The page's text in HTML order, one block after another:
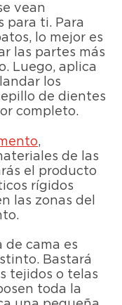
vean
para ti. Para
lo mejor es
las partes más
Luego, aplica
los
de dientes
completo.
,
de las
el producto
rígidos
las zonas del
cama es
Bastará
tejidos o telas
toda la